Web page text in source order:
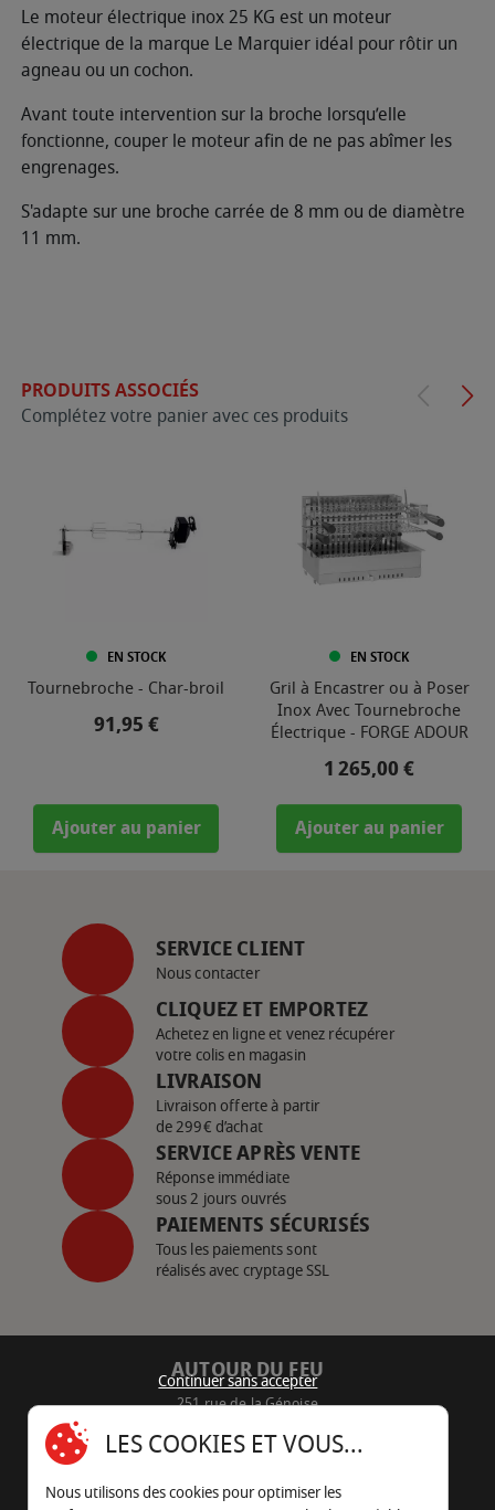
Le moteur électrique inox 25 KG est un moteur
électrique de la marque Le Marquier idéal pour rôtir un
agneau ou un cochon.
Avant toute intervention sur la broche lorsqu’elle
fonctionne, couper le moteur afin de ne pas abîmer les
engrenages.
S'adapte sur une broche carrée de 8 mm ou de diamètre
11 mm.
PRODUITS ASSOCIÉS
Complétez votre panier avec ces produits
EN STOCK
Tournebroche - Char-broil
Prix
91,95 €
Ajouter au panier
EN STOCK
Gril à Encastrer ou à Poser
Inox Avec Tournebroche
Électrique - FORGE ADOUR
Prix
1 265,00 €
Ajouter au panier
SERVICE CLIENT
Nous contacter
CLIQUEZ ET EMPORTEZ
Achetez en ligne et venez récupérer
votre colis en magasin
LIVRAISON
Livraison offerte à partir
de 299€ d’achat
SERVICE APRÈS VENTE
Réponse immédiate
sous 2 jours ouvrés
PAIEMENTS SÉCURISÉS
Tous les paiements sont
réalisés avec cryptage SSL
AUTOUR DU FEU
251 rue de la Génoise
05 45 22 98 09
Nous envoyer un e-mail
Continuer sans accepter
LES COOKIES ET VOUS...
Nous utilisons des cookies pour optimiser les